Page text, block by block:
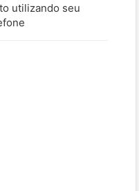
utilizando seu